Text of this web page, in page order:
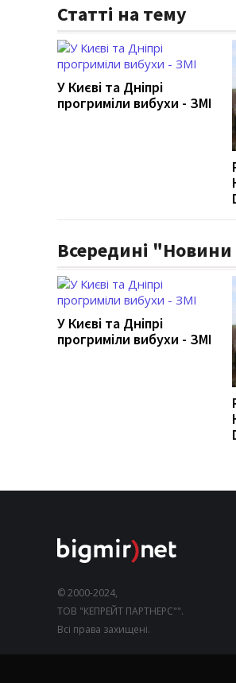
Статті на тему
У Києві та Дніпрі
прогриміли вибухи - ЗМІ
Всередині
У Києві та Дніпрі
прогриміли вибухи - ЗМІ
© 2000-2024,
ТОВ "КЕПРЕЙТ ПАРТНЕРС"".
Всі права захищені.